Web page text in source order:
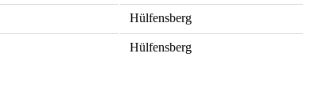
Hülfensberg
Hülfensberg